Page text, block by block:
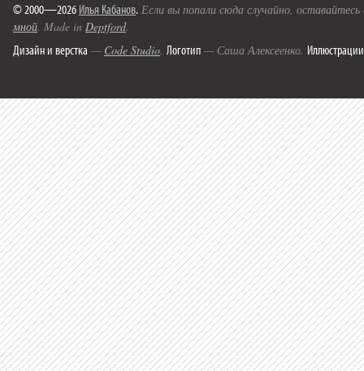
© 2000—2026 Илья Кабанов. Если вы попали сюда случайно,
мной. Made in Deptford.
Дизайн и верстка — Code Studio. Логотип — Саша Алексеенко. Иллюстрации